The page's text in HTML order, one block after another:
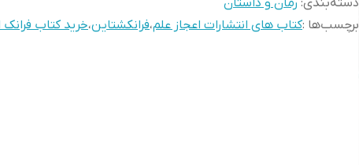
دسته‌بندی: رمان و داستان
برچسب‌ها :کتاب های انتشارات اعجاز علم،فرانکشتاین،خرید کتاب